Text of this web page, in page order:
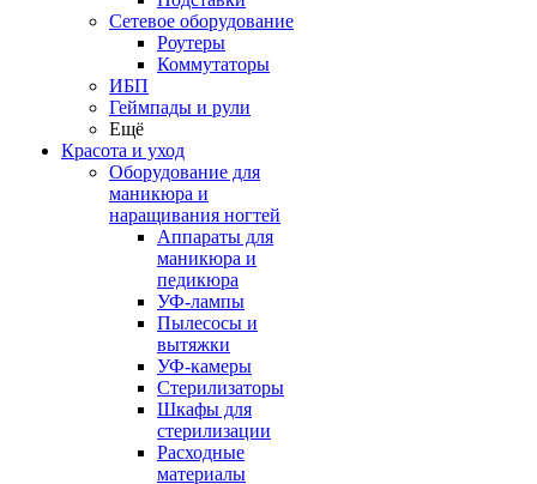
Сетевое оборудование
Роутеры
Коммутаторы
ИБП
Геймпады и рули
Ещё
Красота и уход
Оборудование для
маникюра и
наращивания ногтей
Аппараты для
маникюра и
педикюра
УФ-лампы
Пылесосы и
вытяжки
УФ-камеры
Стерилизаторы
Шкафы для
стерилизации
Расходные
материалы